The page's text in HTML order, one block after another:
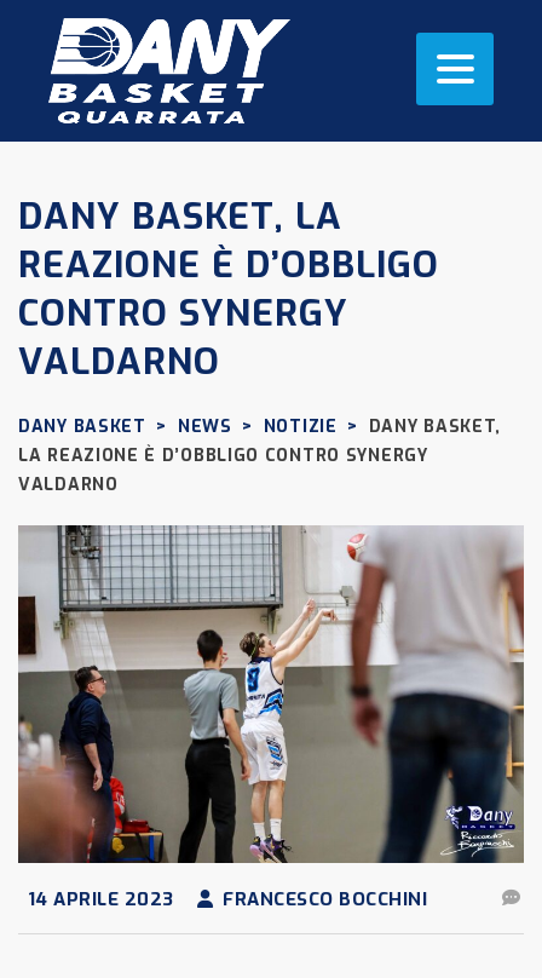
DANY BASKET, LA
REAZIONE È D’OBBLIGO
CONTRO SYNERGY
VALDARNO
DANY BASKET > NEWS > NOTIZIE >
DANY BASKET,
LA REAZIONE È D’OBBLIGO CONTRO SYNERGY
VALDARNO
14 APRILE 2023 FRANCESCO BOCCHINI